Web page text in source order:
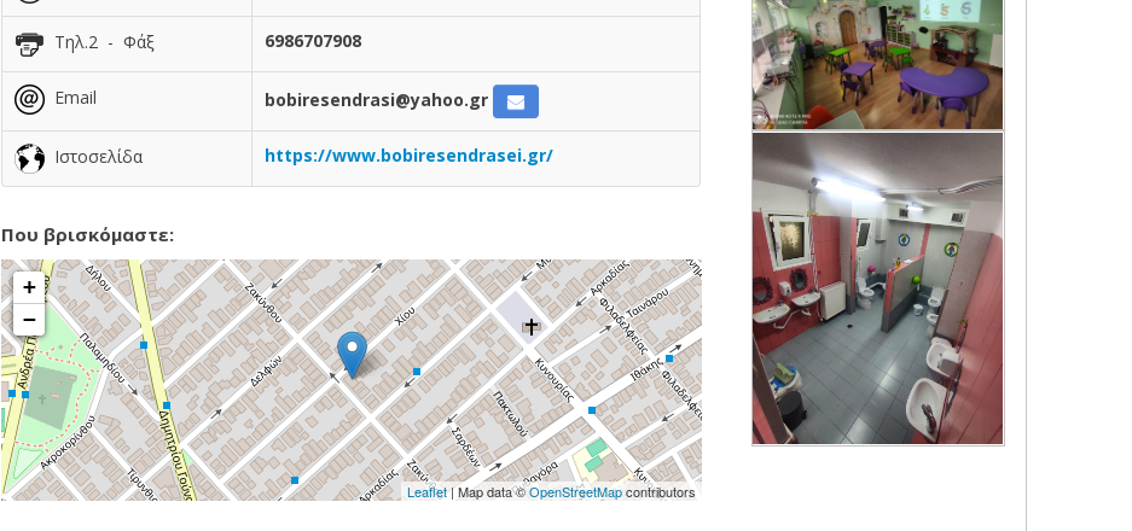
Τηλ.2 - Φάξ 6986707908
Email bobiresendrasi@yahoo.gr
Ιστοσελίδα https://www.bobiresendrasei.gr/
Που βρισκόμαστε:
+
−
Leaflet| Map data ©OpenStreetMapcontributors